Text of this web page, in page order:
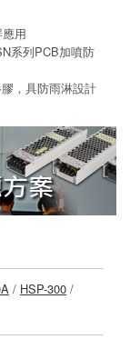
用
系列PCB加噴防
，具防雨淋設計
/ HSP-300 /